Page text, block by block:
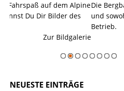
Alpine
des
Die Bergbahn in Abtenau
und sowohl im Sommer
NEUESTE EINTRÄGE